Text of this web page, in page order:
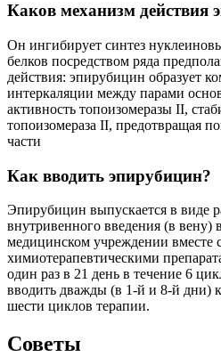
Каков механизм действия
Он ингибирует синтез
белков посредством ряда
действия: эпирубицин образует
интеркаляции между парами
активность топоизомеразы II,
топоизомераза II, предотвращая
части
Как вводить эпирубицин?
Эпирубицин выпускается в виде
внутривенного введения (в вену)
медицинском учреждении вместе
химиотерапевтическими
один раз в 21 день в течение 6
вводить дважды (в 1-й и 8-й дни)
шести циклов терапии.
Советы